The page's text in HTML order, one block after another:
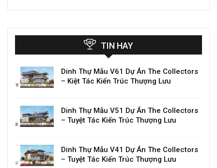
TIN HAY
Dinh Thự Mẫu V61 Dự Án The Collectors
– Kiệt Tác Kiến Trúc Thượng Lưu
Dinh Thự Mẫu V51 Dự Án The Collectors
– Tuyệt Tác Kiến Trúc Thượng Lưu
Dinh Thự Mẫu V41 Dự Án The Collectors
– Tuyệt Tác Kiến Trúc Thượng Lưu